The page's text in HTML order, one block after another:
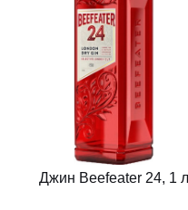
Джин Beefeater 24, 1 л